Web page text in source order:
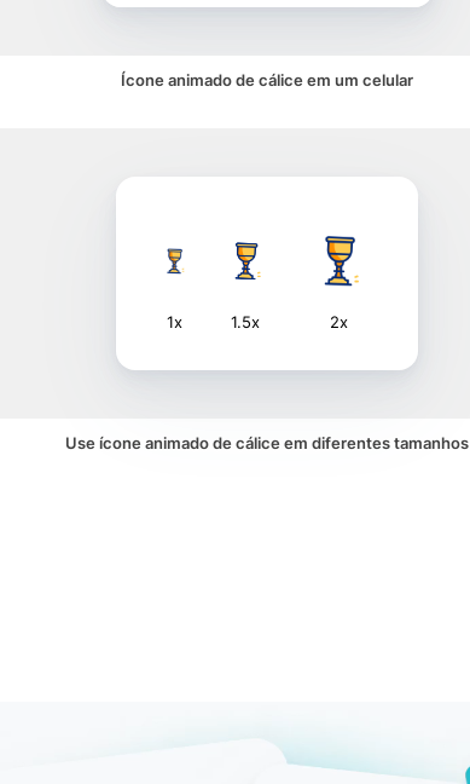
Ícone animado de cálice em um celular
1x 1.5x 2x
Use ícone animado de cálice em diferentes tamanhos